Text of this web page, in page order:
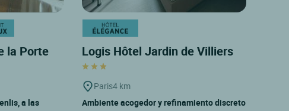
la Porte
a las
Logis Hôtel Jardin de Villiers
Paris4 km
Ambiente acogedor y refinamiento discreto